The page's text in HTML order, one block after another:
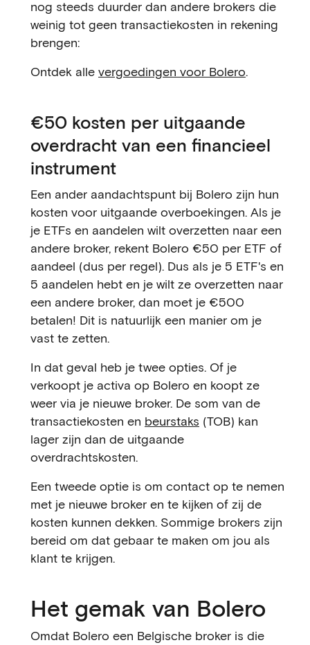
nog steeds duurder dan andere brokers die
weinig tot geen transactiekosten in rekening
brengen:
Ontdek alle vergoedingen voor Bolero.
€50 kosten per uitgaande
overdracht van een financieel
instrument
Een ander aandachtspunt bij Bolero zijn hun
kosten voor uitgaande overboekingen. Als je
je ETFs en aandelen wilt overzetten naar een
andere broker, rekent Bolero €50 per ETF of
aandeel (dus per regel). Dus als je 5 ETF's en
5 aandelen hebt en je wilt ze overzetten naar
een andere broker, dan moet je €500
betalen! Dit is natuurlijk een manier om je
vast te zetten.
In dat geval heb je twee opties. Of je
verkoopt je activa op Bolero en koopt ze
weer via je nieuwe broker. De som van de
transactiekosten en beurstaks (TOB) kan
lager zijn dan de uitgaande
overdrachtskosten.
Een tweede optie is om contact op te nemen
met je nieuwe broker en te kijken of zij de
kosten kunnen dekken. Sommige brokers zijn
bereid om dat gebaar te maken om jou als
klant te krijgen.
Het gemak van Bolero
Omdat Bolero een Belgische broker is die